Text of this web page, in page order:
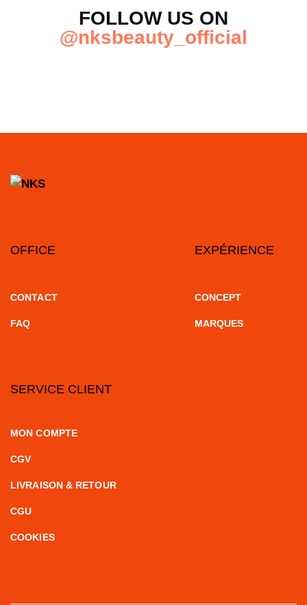
FOLLOW US ON
@nksbeauty_official
OFFICE
CONTACT
FAQ
EXPÉRIENCE
CONCEPT
MARQUES
SERVICE CLIENT
MON COMPTE
CGV
LIVRAISON & RETOUR
CGU
COOKIES